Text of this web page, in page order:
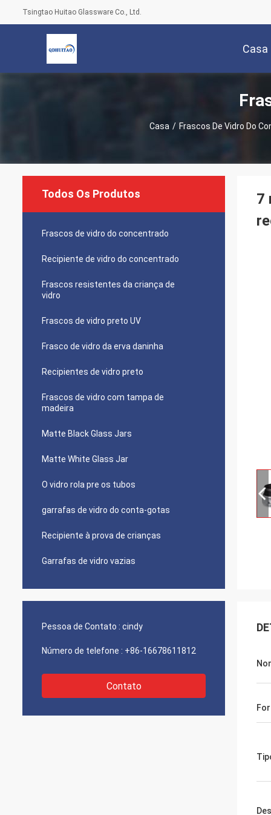
Tsingtao Huitao Glassware Co., Ltd.
Casa
Casa / Frascos De Vidro Do
Todos Os Produtos
Frascos de vidro do concentrado
Recipiente de vidro do concentrado
Frascos resistentes da criança de
vidro
Frascos de vidro preto UV
Frasco de vidro da erva daninha
Recipientes de vidro preto
Frascos de vidro com tampa de
madeira
Matte Black Glass Jars
Matte White Glass Jar
O vidro rola pre os tubos
garrafas de vidro do conta-gotas
Recipiente à prova de crianças
Garrafas de vidro vazias
Pessoa de Contato : cindy
Número de telefone : +86-16678611812
Contato
7